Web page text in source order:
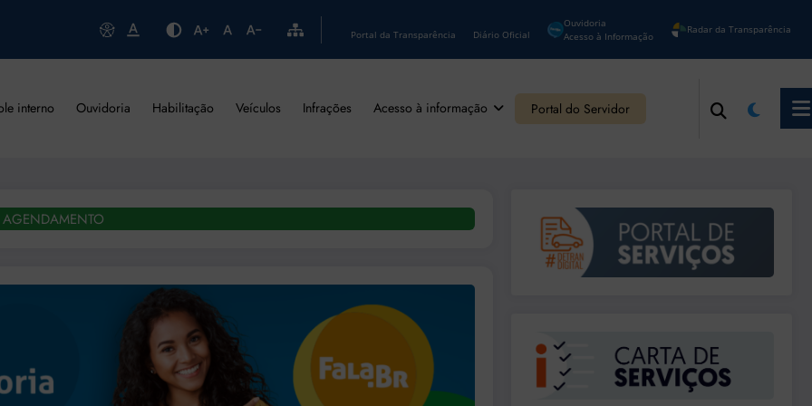
Portal da Transparência Diário Oficial
Ouvidoria
Acesso à Informação
Radar da Transparência
interno Ouvidoria Habilitação Veículos Infrações Acesso à informação Portal do Servidor
AGENDAMENTO